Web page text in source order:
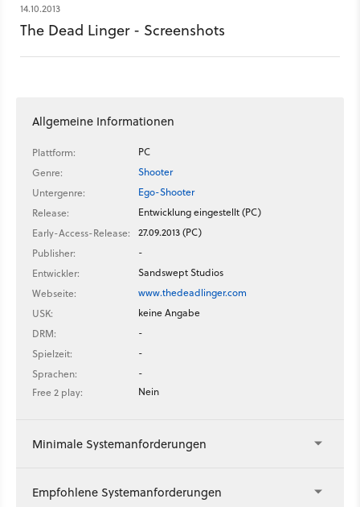
14.10.2013
The Dead Linger - Screenshots
Allgemeine Informationen
Plattform:
PC
Genre:
Shooter
Untergenre:
Ego-Shooter
Release:
Entwicklung eingestellt (PC)
Early-Access-Release:
27.09.2013 (PC)
Publisher:
-
Entwickler:
Sandswept Studios
Webseite:
www.thedeadlinger.com
USK:
keine Angabe
DRM:
-
Spielzeit:
-
Sprachen:
-
Free 2 play:
Nein
Minimale Systemanforderungen
Empfohlene Systemanforderungen